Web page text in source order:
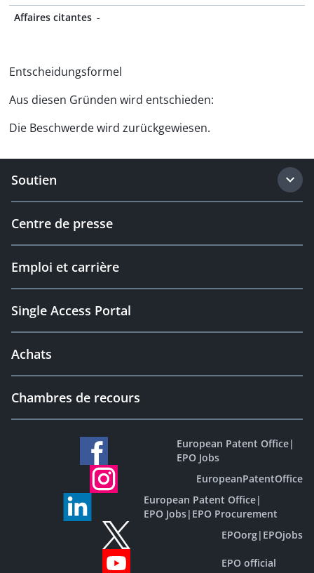
Affaires citantes -
Entscheidungsformel
Aus diesen Gründen wird entschieden:
Die Beschwerde wird zurückgewiesen.
Soutien
Centre de presse
Emploi et carrière
Single Access Portal
Achats
Chambres de recours
European Patent Office|
EPO Jobs
EuropeanPatentOffice
European Patent Office|
EPO Jobs| EPO Procurement
EPOorg| EPOjobs
EPO official